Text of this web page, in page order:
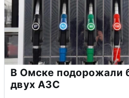
В Омске подорожали
двух АЗС